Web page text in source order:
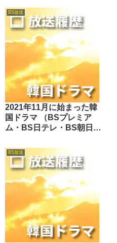
BS放送
2021年11月に始まった韓
国ドラマ （BSプレミア
ム・BS日テレ・BS朝日・
フジ・BS11・BS12・テレ
ビ東京・TOKYO MX・テ
レ玉・チバテレ・テレビ神
奈川・テレビ大阪・サンテ
レビ・KBS京都・テレビ愛
知・テレビ北海道）
BS放送